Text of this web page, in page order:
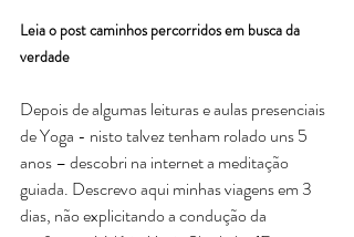
Leia o post caminhos percorridos em busca da
verdade
Depois de algumas leituras e aulas presenciais
de Yoga - nisto talvez tenham rolado uns 5
anos – descobri na internet a meditação
guiada. Descrevo aqui minhas viagens em 3
dias, não explicitando a condução da